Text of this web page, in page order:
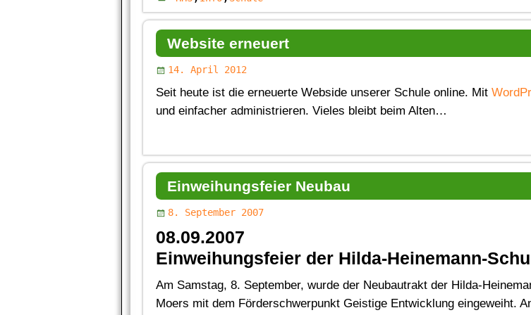
Website erneuert
14. April 2012
Seit heute ist die erneuerte Webside unserer Schule online. Mit
und einfacher administrieren. Vieles bleibt beim Alten…
Einweihungsfeier Neubau
8. September 2007
08.09.2007
Einweihungsfeier der Hilda-Heinemann-
Am Samstag, 8. September, wurde der Neubautrakt der Hilda-
Moers mit dem Förderschwerpunkt Geistige Entwicklung eingeweiht.